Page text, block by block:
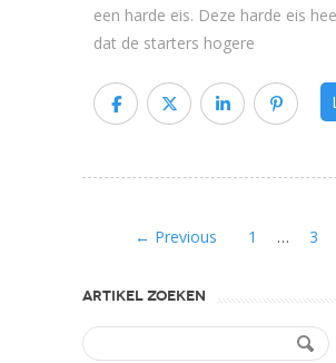
een harde eis. Deze harde eis
dat de starters hogere
← Previous 1 … 3
ARTIKEL ZOEKEN